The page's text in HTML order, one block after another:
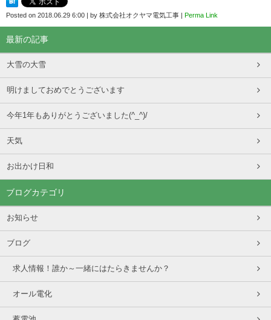
Posted on 2018.06.29 6:00 | by 株式会社オクヤマ電気工事 | Perma Link
最新の記事
大雪の大雪
明けましておめでとうございます
今年1年もありがとうございました(^_^)/
天気
お出かけ日和
ブログカテゴリ
お知らせ
ブログ
求人情報！誰か～一緒にはたらきませんか？
オール電化